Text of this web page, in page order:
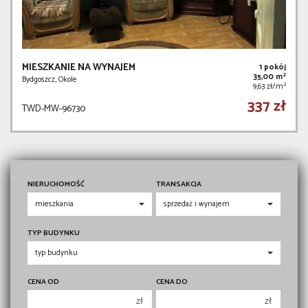
MIESZKANIE NA WYNAJEM
Bydgoszcz, Okole
1 pokój
35,00 m2
9,63 zł/m2
TWD-MW-96730 337 zł
NIERUCHOMOŚĆ TRANSAKCJA
TYP BUDYNKU
CENA OD
zł
CENA DO
zł